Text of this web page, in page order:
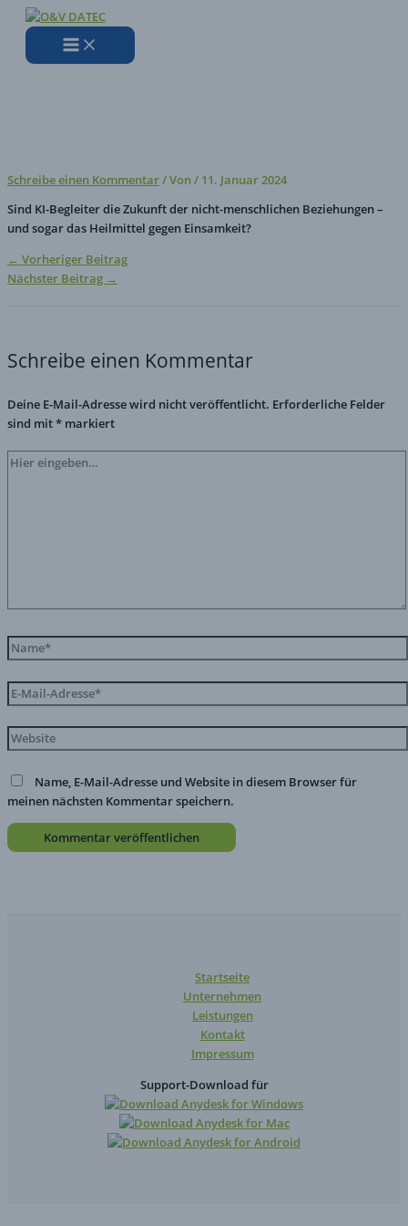
Zum
Inhalt
Schreibe einen Kommentar/ Von/ 11. Januar 2024
Sind KI-Begleiter die Zukunft der nicht-menschlichen Beziehungen –
und sogar das Heilmittel gegen Einsamkeit?
← Vorheriger Beitrag
Nächster Beitrag →
Schreibe einen Kommentar
Deine E-Mail-Adresse wird nicht veröffentlicht. Erforderliche Felder
sind mit* markiert
Hier
eingeben…
Name*
Mail-
Website
Name, E-Mail-Adresse und Website in diesem Browser für
meinen nächsten Kommentar speichern.
Startseite
Unternehmen
Leistungen
Kontakt
Impressum
Support-Download für